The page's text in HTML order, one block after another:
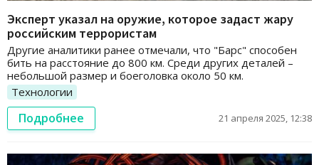
Эксперт указал на оружие, которое задаст жару
российским террористам
Другие аналитики ранее отмечали, что "Барс" способен
бить на расстояние до 800 км. Среди других деталей –
небольшой размер и боеголовка около 50 км.
Технологии
Подробнее 21 апреля 2025, 12:38